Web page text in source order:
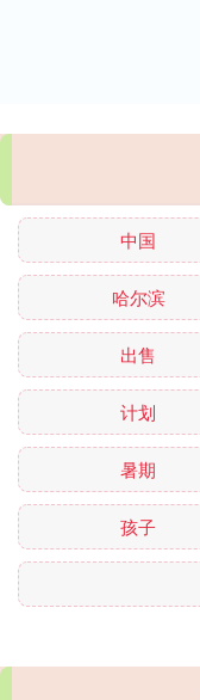
中国
哈尔滨
出售
计划
暑期
孩子